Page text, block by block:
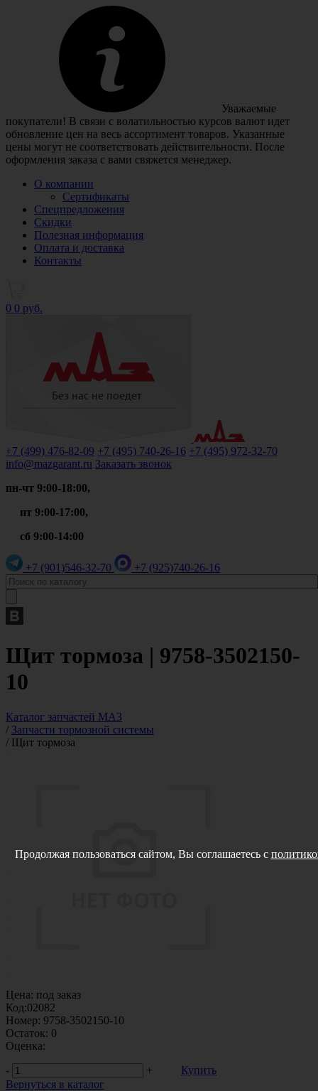
Уважаемые
покупатели! В связи с волатильностью курсов валют идет
обновление цен на весь ассортимент товаров. Указанные
цены могут не соответствовать действительности. После
оформления заказа с вами свяжется менеджер.
О компании
Сертификаты
Спецпредложения
Скидки
Полезная информация
Оплата и доставка
Контакты
0 0 руб.
+7 (499) 476-82-09 +7 (495) 740-26-16 +7 (495) 972-32-70
info@mazgarant.ru Заказать звонок
пн-чт 9:00-18:00,
пт 9:00-17:00,
сб 9:00-14:00
+7 (901)546-32-70 +7 (925)740-26-16
Щит тормоза | 9758-3502150-
10
Каталог запчастей МАЗ
/ Запчасти тормозной системы
/ Щит тормоза
Цена: под заказ
Код:02082
Номер: 9758-3502150-10
Остаток: 0
Оценка:
-
+
Купить
Вернуться в каталог
Продолжая пользоваться сайтом, Вы соглашаетесь с